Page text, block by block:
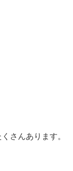
さんあります。